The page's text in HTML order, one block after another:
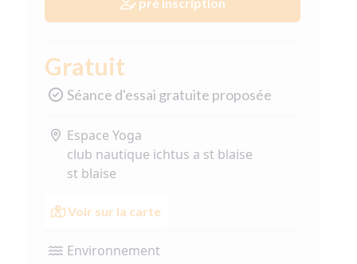
Gratuit
Séance d'essai gratuite proposée
Espace Yoga
club nautique ichtus a st blaise
st blaise
Voir sur la carte
Environnement